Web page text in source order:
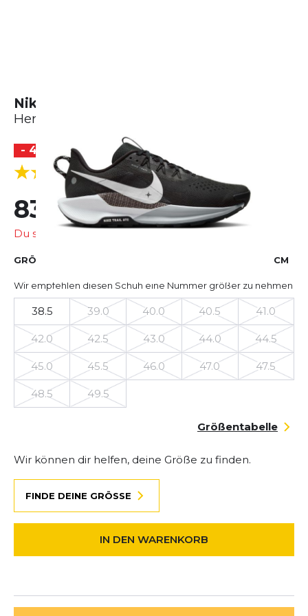
Nike Pegasus Trail 5
Herren
- 40 %
BESTSELLER
5.0 (3 Bewertungen)
83,99 € 139,99 €
Du sparst 56,00 €
GRÖSSE AUSWÄHLEN CM
Wir empfehlen diesen Schuh eine Nummer größer zu nehmen
38.5 39.0 40.0 40.5 41.0
42.0 42.5 43.0 44.0 44.5
45.0 45.5 46.0 47.0 47.5
48.5 49.5
Größentabelle
Wir können dir helfen, deine Größe zu finden.
FINDE DEINE GRÖSSE
IN DEN WARENKORB